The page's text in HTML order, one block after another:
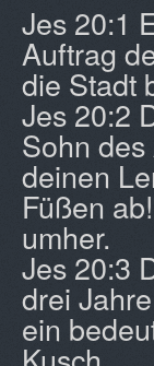
Jes 20:1
Auftrag
die Stadt
Jes 20:2
Sohn
deinen
Füßen
umher.
Jes 20:3
drei
ein